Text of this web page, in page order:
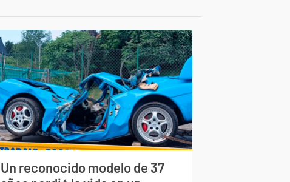
Un reconocido modelo de 37